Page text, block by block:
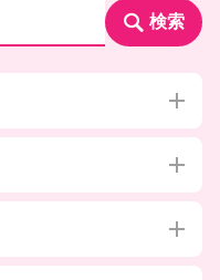
検索